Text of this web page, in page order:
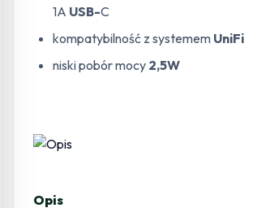
1A USB-C
kompatybilność z systemem UniFi
niski pobór mocy 2,5W
Opis